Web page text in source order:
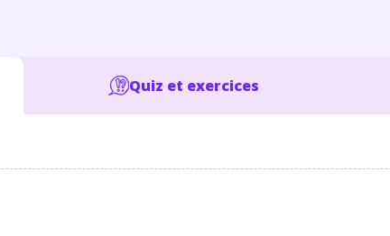
Quiz et exercices